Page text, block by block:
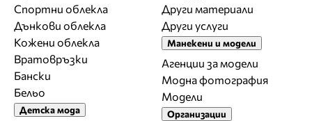
Спортни облекла
Дънкови облекла
Кожени облекла
Вратовръзки
Бански
Бельо
Детска мода
Други материали
Други услуги
Манекени и модели
Агенции за модели
Модна фотография
Модели
Организации